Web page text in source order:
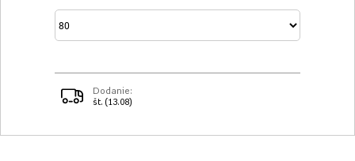
Dodanie:
št. (13.08)